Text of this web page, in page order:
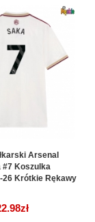
Arsenal
#7 Koszulka
26 Krótkie Rękawy